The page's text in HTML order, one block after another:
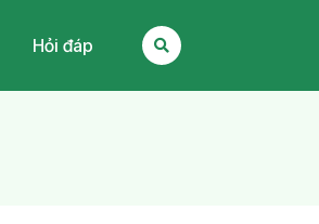
Hỏi đáp